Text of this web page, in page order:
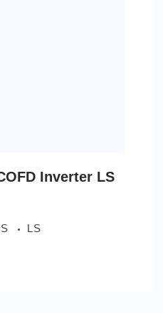
Inverter LS
LS